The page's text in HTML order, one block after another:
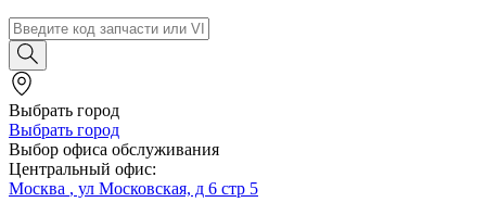
Выбрать город
Выбрать город
Выбор офиса обслуживания
Центральный офис:
Москва , ул Московская, д 6 стр 5